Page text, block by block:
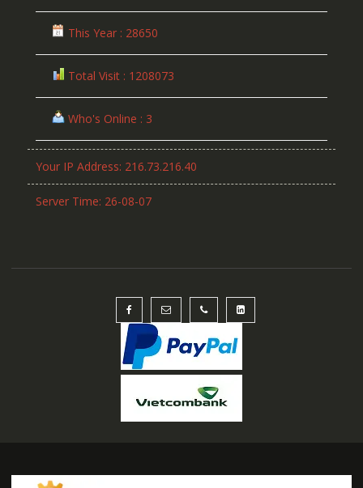
This Year : 28650
Total Visit : 1208073
Who's Online : 3
Your IP Address: 216.73.216.40
Server Time: 26-08-07